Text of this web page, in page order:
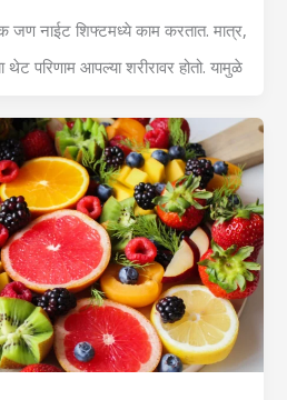
जण नाईट शिफ्टमध्ये काम करतात. मात्र,
थेट परिणाम आपल्या शरीरावर होतो. यामुळे